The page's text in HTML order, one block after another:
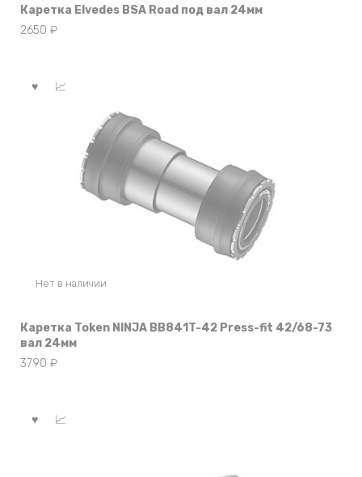
Каретка Elvedes BSA Road под вал 24мм
2650 ₽
Нет в наличии
Каретка Token NINJA BB841T-42 Press-fit 42/68-73
вал 24мм
3790 ₽